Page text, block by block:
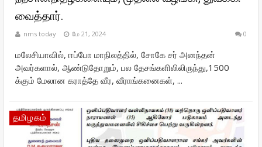
வைத்தார்.
nms today மே 21, 2024 0
மலேசியாவில், ஈப்போ மாநிலத்தில், சோகே சர் அனந்தன்
அவர்களால், ஆண்டுதோறும், பல தேசங்களிலிலிருந்து,1500
க்கும் மேலான கராத்தே வீர, வீராங்கனைகள், ...
தமிழகம்